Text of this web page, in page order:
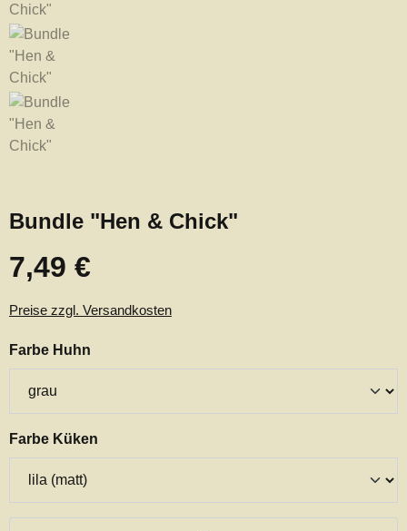
Bundle "Hen & Chick"
Regulärer Preis:
7,49 €
Preise zzgl. Versandkosten
Farbe Huhn
Farbe Küken